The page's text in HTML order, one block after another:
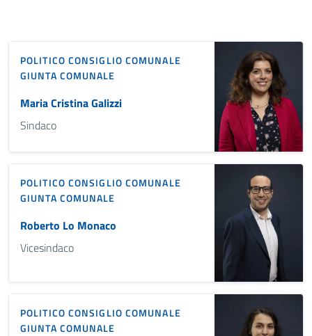
POLITICO CONSIGLIO COMUNALE
GIUNTA COMUNALE
Maria Cristina Galizzi
Sindaco
POLITICO CONSIGLIO COMUNALE
GIUNTA COMUNALE
Roberto Lo Monaco
Vicesindaco
POLITICO CONSIGLIO COMUNALE
GIUNTA COMUNALE